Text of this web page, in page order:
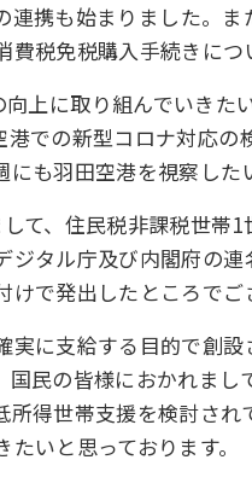
連携も始まりました。
税免税購入手続きに
上に取り組んでいきた
での新型コロナ対応
も羽田空港を視察し
て、住民税非課税世
タル庁及び内閣府の
で発出したところでご
実に支給する目的で創
国民の皆様におかれま
得世帯支援を検討さ
いと思っております。